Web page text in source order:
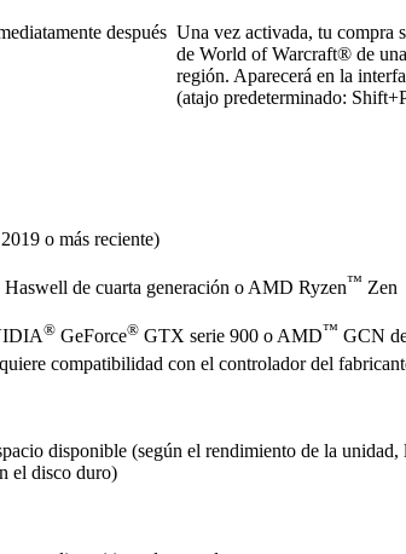
después Una vez activada, tu compra
de World of Warcraft® de
región. Aparecerá en la
(atajo predeterminado:
o más reciente)
Haswell de cuarta generación o AMD Ryzen™ Zen
® GeForce® GTX serie 900 o AMD™ GCN
compatibilidad con el controlador del
disponible (según el rendimiento de la unidad,
el disco duro)